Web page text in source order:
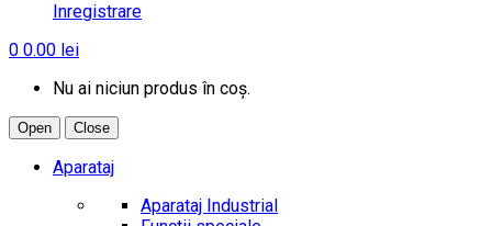
Inregistrare
0 0.00 lei
Nu ai niciun produs în coș.
Open Close
Aparataj
Aparataj Industrial